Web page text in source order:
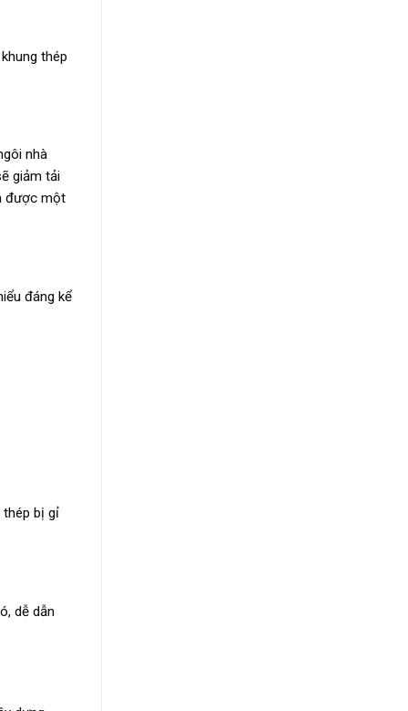
thép
nhà
giảm tải
được một
đáng kể
thép bị gỉ
dễ dẫn